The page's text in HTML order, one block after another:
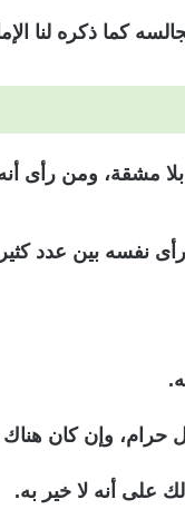
كما ذكره لنا
ومن رأى أنه
نفسه بين عدد
حرام، وإن كان
على أنه لا خير به.